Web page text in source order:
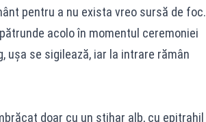
pentru a nu exista vreo sursă de foc.
acolo în momentul ceremoniei
ușa se sigilează, iar la intrare rămân
doar cu un stihar alb, cu epitrahil